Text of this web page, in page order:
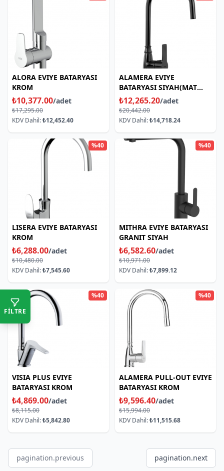
FİLTRE
ALORA EVIYE BATARYASI
KROM
₺10,377.00/adet
₺17,295.00
KDV Dahil:₺12,452.40
ALAMERA EVIYE
BATARYASI SIYAH(MAT
BOYALI)
₺12,265.20/adet
₺20,442.00
KDV Dahil:₺14,718.24
%40
LISERA EVIYE BATARYASI
KROM
₺6,288.00/adet
₺10,480.00
KDV Dahil:₺7,545.60
%40
MITHRA EVIYE BATARYASI
GRANIT SIYAH
₺6,582.60/adet
₺10,971.00
KDV Dahil:₺7,899.12
%40
VISIA PLUS EVIYE
BATARYASI KROM
₺4,869.00/adet
₺8,115.00
KDV Dahil:₺5,842.80
%40
ALAMERA PULL-OUT EVIYE
BATARYASI KROM
₺9,596.40/adet
₺15,994.00
KDV Dahil:₺11,515.68
pagination.previous pagination.next